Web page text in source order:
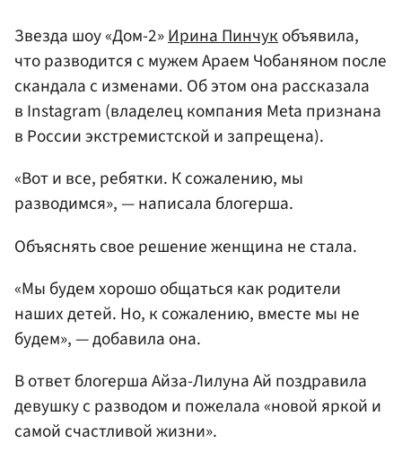
Звезда шоу «Дом-2»Ирина Пинчукобъявила,
что разводится с мужем Араем Чобаняном после
скандала с изменами. Об этом она рассказала
в Instagram (владелец компания Meta признана
в России экстремистской и запрещена).
«Вот и все, ребятки. К сожалению, мы
разводимся», — написала блогерша.
Объяснять свое решение женщина не стала.
«Мы будем хорошо общаться как родители
наших детей. Но, к сожалению, вместе мы не
будем», — добавила она.
В ответ блогерша Айза-Лилуна Ай поздравила
девушку с разводом и пожелала «новой яркой и
самой счастливой жизни».